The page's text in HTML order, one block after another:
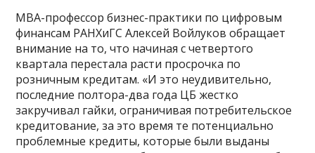
МВА-профессор бизнес-практики по цифровым
финансам РАНХиГС Алексей Войлуков обращает
внимание на то, что начиная с четвертого
квартала перестала расти просрочка по
розничным кредитам. «И это неудивительно,
последние полтора-два года ЦБ жестко
закручивал гайки, ограничивая потребительское
кредитование, за это время те потенциально
проблемные кредиты, которые были выданы